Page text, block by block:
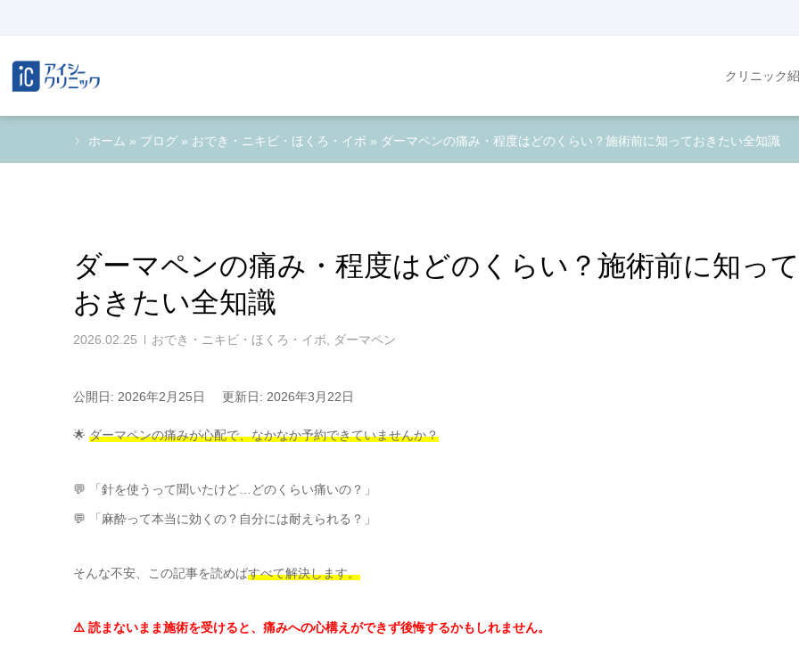
クリニック
ホーム » ブログ » おでき・ニキビ・ほくろ・イボ » ダーマペンの痛み・程度はどのくらい？施術前に知っておきたい全知識
ダーマペンの痛み・程度はどのくらい？施術前に知って
おきたい全知識
2026.02.25 おでき・ニキビ・ほくろ・イボ ダーマペン
公開日: 2026年2月25日 更新日: 2026年3月22日
🌟 ダーマペンの痛みが心配で、なかなか予約できていませんか？
💬 「針を使うって聞いたけど…どのくらい痛いの？」
💬 「麻酔って本当に効くの？自分には耐えられる？」
そんな不安、この記事を読めばすべて解決します。
⚠️ 読まないまま施術を受けると、痛みへの心構えができず後悔するかもしれません。